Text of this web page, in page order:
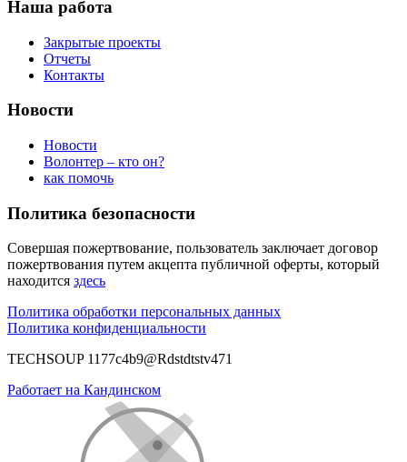
Наша работа
Закрытые проекты
Отчеты
Контакты
Новости
Новости
Волонтер – кто он?
как помочь
Политика безопасности
Совершая пожертвование, пользователь заключает договор
пожертвования путем акцепта публичной оферты, который
находится здесь
Политика обработки персональных данных
Политика конфиденциальности
TECHSOUP 1177c4b9@Rdstdtstv471
Работает на Кандинском